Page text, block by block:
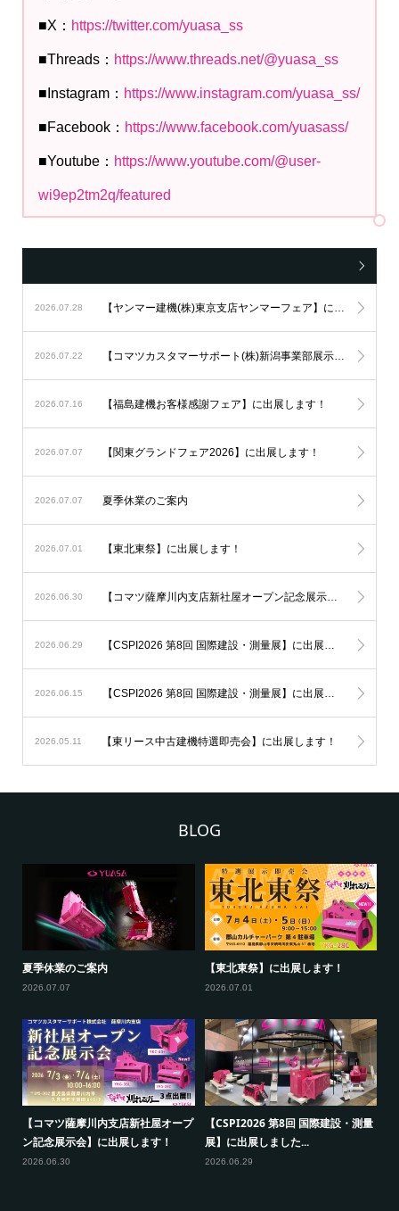
■X： https://twitter.com/yuasa_ss
■Threads： https://www.threads.net/@yuasa_ss
■Instagram： https://www.instagram.com/yuasa_ss/
■Facebook： https://www.facebook.com/yuasass/
■Youtube： https://www.youtube.com/@user-
wi9ep2tm2q/featured
2026.07.28 【ヤンマー建機(株)東京支店ヤンマーフェア】に出展します！
2026.07.22 【コマツカスタマーサポート(株)新潟事業部展示会】に出展します！
2026.07.16 【福島建機お客様感謝フェア】に出展します！
2026.07.07 【関東グランドフェア2026】に出展します！
2026.07.07 夏季休業のご案内
2026.07.01 【東北東祭】に出展します！
2026.06.30 【コマツ薩摩川内支店新社屋オープン記念展示会】に出展します！
2026.06.29 【CSPI2026 第8回 国際建設・測量展】に出展しました！
2026.06.15 【CSPI2026 第8回 国際建設・測量展】に出展します！
2026.05.11 【東リース中古建機特選即売会】に出展します！
BLOG
【ヤンマー建機(株)東京支店ヤンマ
ーフェア】に出展します！
【コマツカスタマーサポート(株)新
潟事業部展示会】に出展しま...
【福島建機お客様感謝フェア】に出
展します！
【関東グランドフェア2026】に出
展します！